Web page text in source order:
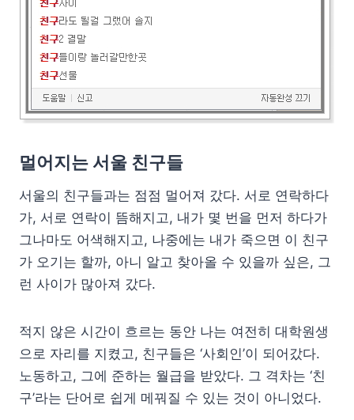
멀어지는 서울 친구들
서울의 친구들과는 점점 멀어져 갔다. 서로 연락하다
가, 서로 연락이 뜸해지고, 내가 몇 번을 먼저 하다가
그나마도 어색해지고, 나중에는 내가 죽으면 이 친구
가 오기는 할까, 아니 알고 찾아올 수 있을까 싶은, 그
런 사이가 많아져 갔다.
적지 않은 시간이 흐르는 동안 나는 여전히 대학원생
으로 자리를 지켰고, 친구들은 ‘사회인’이 되어갔다.
노동하고, 그에 준하는 월급을 받았다. 그 격차는 ‘친
구’라는 단어로 쉽게 메꿔질 수 있는 것이 아니었다.